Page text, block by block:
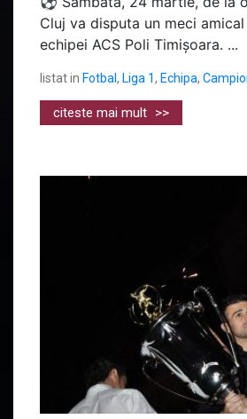
Cluj va disputa un meci
echipei ACS Poli Timișoara. ...
listat in Fotbal, Liga 1, Echipa,
citeste mai mult >>